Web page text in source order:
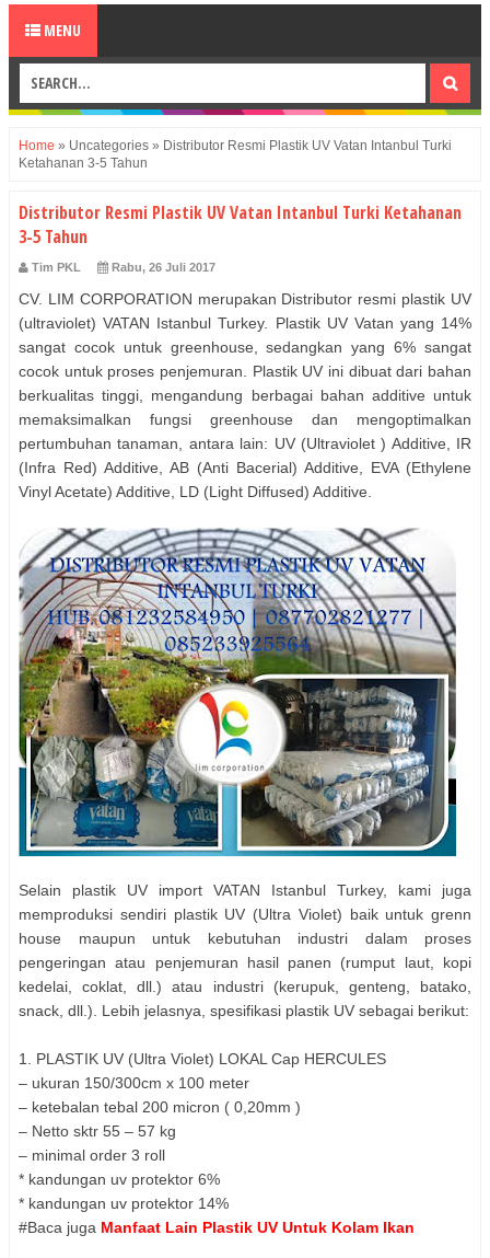
MENU
Home » Uncategories » Distributor Resmi Plastik UV Vatan Intanbul Turki
Ketahanan 3-5 Tahun
Distributor Resmi Plastik UV Vatan Intanbul Turki Ketahanan
3-5 Tahun
Tim PKL Rabu, 26 Juli 2017
CV. LIM CORPORATION merupakan Distributor resmi plastik UV
(ultraviolet) VATAN Istanbul Turkey. Plastik UV Vatan yang 14%
sangat cocok untuk greenhouse, sedangkan yang 6% sangat
cocok untuk proses penjemuran. Plastik UV ini dibuat dari bahan
berkualitas tinggi, mengandung berbagai bahan additive untuk
memaksimalkan fungsi greenhouse dan mengoptimalkan
pertumbuhan tanaman, antara lain: UV (Ultraviolet ) Additive, IR
(Infra Red) Additive, AB (Anti Bacerial) Additive, EVA (Ethylene
Vinyl Acetate) Additive, LD (Light Diffused) Additive.
Selain plastik UV import VATAN Istanbul Turkey, kami juga
memproduksi sendiri plastik UV (Ultra Violet) baik untuk grenn
house maupun untuk kebutuhan industri dalam proses
pengeringan atau penjemuran hasil panen (rumput laut, kopi
kedelai, coklat, dll.) atau industri (kerupuk, genteng, batako,
snack, dll.). Lebih jelasnya, spesifikasi plastik UV sebagai berikut:
1. PLASTIK UV (Ultra Violet) LOKAL Cap HERCULES
– ukuran 150/300cm x 100 meter
– ketebalan tebal 200 micron ( 0,20mm )
– Netto sktr 55 – 57 kg
– minimal order 3 roll
* kandungan uv protektor 6%
* kandungan uv protektor 14%
#Baca juga Manfaat Lain Plastik UV Untuk Kolam Ikan